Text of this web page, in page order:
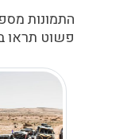
התמונות
פשוט תראו